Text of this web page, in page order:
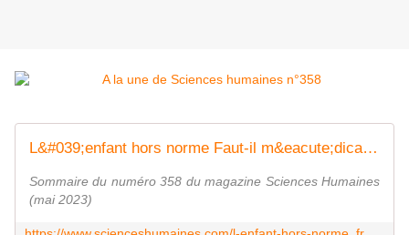
L&#039;enfant hors norme Faut-il m&eacute;dicaliser la diff&eacute;rence ?
Sommaire du numéro 358 du magazine Sciences Humaines
(mai 2023)